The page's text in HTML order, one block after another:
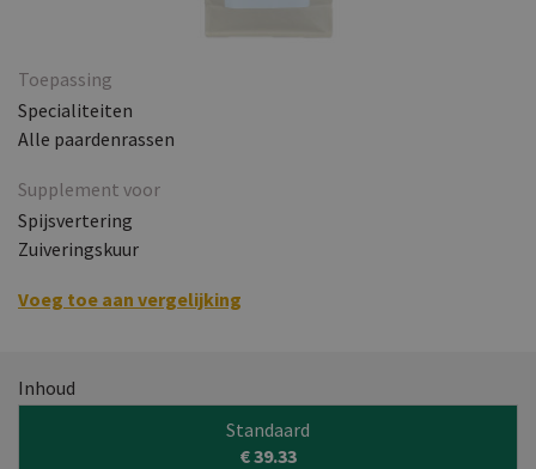
Toepassing
Specialiteiten
Alle paardenrassen
Supplement voor
Spijsvertering
Zuiveringskuur
Voeg toe aan vergelijking
Inhoud
Standaard
€ 39.33